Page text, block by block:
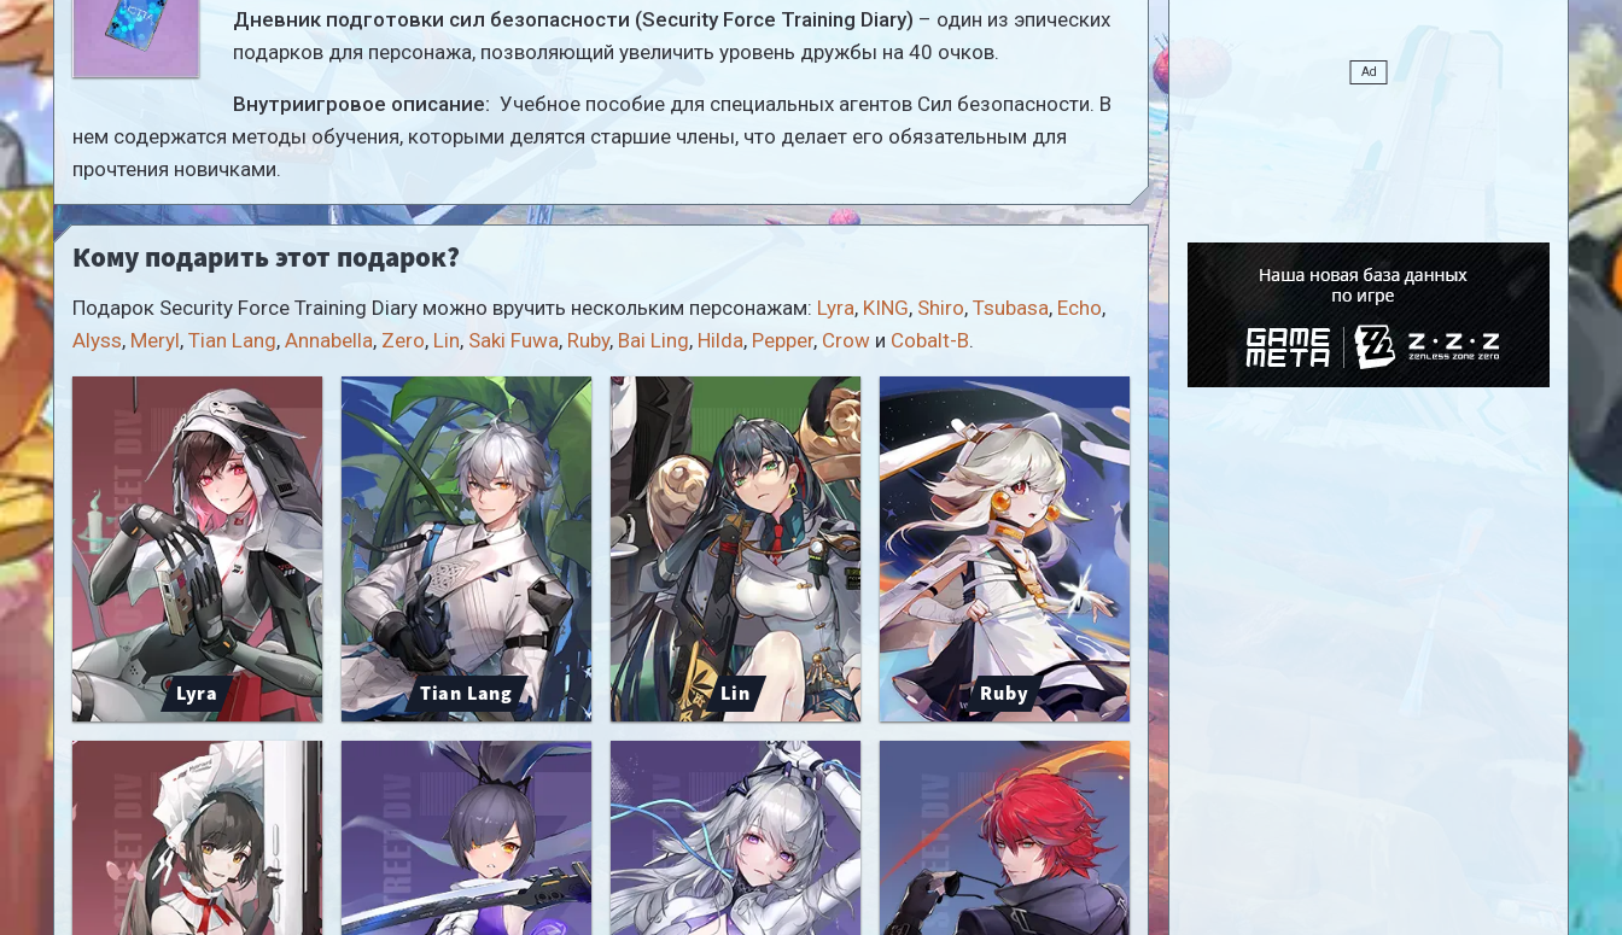
Дневник подготовки сил безопасности (Security Force Training Diary) – один из эпических
подарков для персонажа, позволяющий увеличить уровень дружбы на 40 очков.
Внутриигровое описание: Учебное пособие для специальных агентов Сил безопасности. В
нем содержатся методы обучения, которыми делятся старшие члены, что делает его обязательным для
прочтения новичками.
Кому подарить этот подарок?
Подарок Security Force Training Diary можно вручить нескольким персонажам: Lyra, KING, Shiro, Tsubasa, Echo,
Alyss, Meryl, Tian Lang, Annabella, Zero, Lin, Saki Fuwa, Ruby, Bai Ling, Hilda, Pepper, Crow и Cobalt-B.
Lyra Tian Lang Lin Ruby